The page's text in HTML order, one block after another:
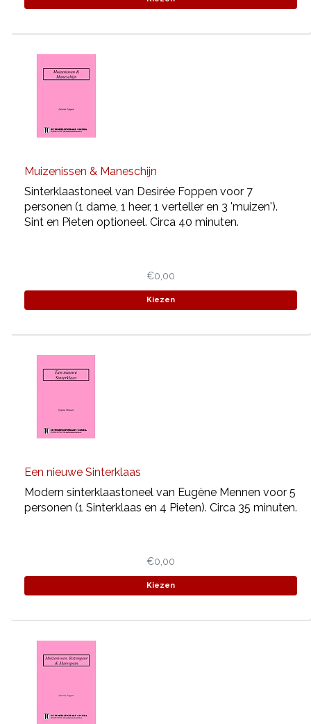
Muizenissen & Maneschijn
Sinterklaastoneel van Desirée Foppen voor 7
personen (1 dame, 1 heer, 1 verteller en 3 'muizen').
Sint en Pieten optioneel. Circa 40 minuten.
€0,00
Kiezen
Een nieuwe Sinterklaas
Modern sinterklaastoneel van Eugène Mennen voor 5
personen (1 Sinterklaas en 4 Pieten). Circa 35 minuten.
€0,00
Kiezen